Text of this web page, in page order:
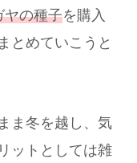
ヤの種子を購入
とめていこうと
ま冬を越し、気
ットとしては雑